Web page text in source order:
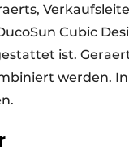
Cubic
ist.
werden.